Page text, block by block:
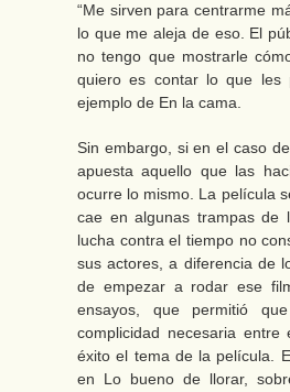
“Me sirven para centrarme
lo que me aleja de eso. El
no tengo que mostrarle
quiero es contar lo que les
ejemplo de En la cama.
Sin embargo, si en el caso
apuesta aquello que las
ocurre lo mismo. La película
cae en algunas trampas de
lucha contra el tiempo no
sus actores, a diferencia de
de empezar a rodar ese
ensayos, que permitió
complicidad necesaria
éxito el tema de la película.
en Lo bueno de llorar,